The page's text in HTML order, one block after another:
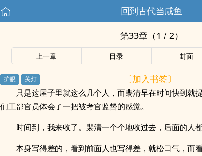
回到古代当咸鱼
第33章（1 / 2）
上一章 目录 封面
〔加入书签〕
只是这屋子里就这么几个人，而裴清早在时间快到就
们工部官员体会了一把被考官监督的感觉。
时间到，我来收了。裴清一个个地收过去，后面的人
本身写得差的，看到前面人也写得差，就松口气，而